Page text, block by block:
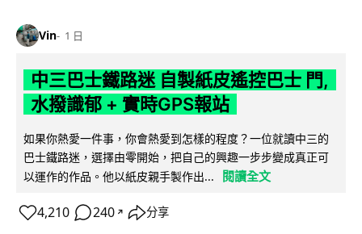
Vin 1 日
中三巴士鐵路迷 自製紙皮遙控巴士 門,
水撥識郁 + 實時GPS報站
如果你熱愛一件事，你會熱愛到怎樣的程度？一位就讀中三的
巴士鐵路迷，選擇由零開始，把自己的興趣一步步變成真正可
以運作的作品。他以紙皮親手製作出...
閱讀全文
4,210 240 ↗ 分享